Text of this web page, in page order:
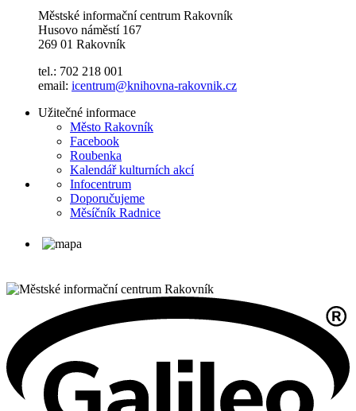
Městské informační centrum Rakovník
Husovo náměstí 167
269 01 Rakovník
tel.: 702 218 001
email: icentrum@knihovna-rakovnik.cz
Užitečné informace
Město Rakovník
Facebook
Roubenka
Kalendář kulturních akcí
Infocentrum
Doporučujeme
Měsíčník Radnice